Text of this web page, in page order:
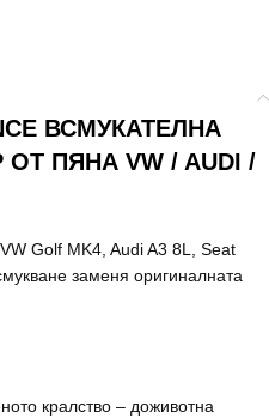
ВСМУКАТЕЛНА
ПЯНА VW / AUDI /
Golf MK4, Audi A3 8L, Seat
заменя оригиналната
кралство – доживотна